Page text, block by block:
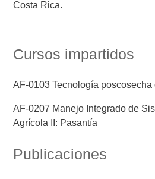
Costa Rica.
Cursos impartidos
AF-0103 Tecnología poscosecha
AF-0207 Manejo Integrado de
Agrícola II: Pasantía
Publicaciones